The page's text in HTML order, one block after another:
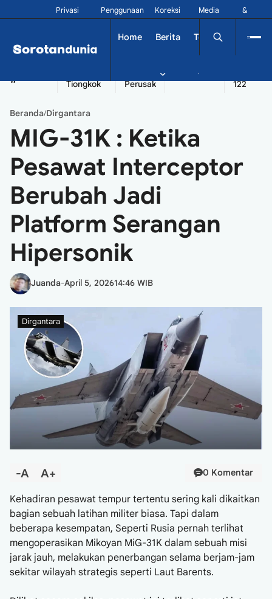
Privasi Penggunaan Koreksi
Media
&
Home Berita Tekno Dinamika
#
Tiongkok
Perusak
Seychelles
122
Beranda/Dirgantara
MIG-31K : Ketika
Pesawat Interceptor
Berubah Jadi
Platform Serangan
Hipersonik
Juanda-April 5, 202614:46 WIB
Dirgantara
-A A+ 0 Komentar
Kehadiran pesawat tempur tertentu sering kali dikaitkan
bagian sebuah latihan militer biasa. Tapi dalam
beberapa kesempatan, Seperti Rusia pernah terlihat
mengoperasikan Mikoyan MiG-31K dalam sebuah misi
jarak jauh, melakukan penerbangan selama berjam-jam
sekitar wilayah strategis seperti Laut Barents.